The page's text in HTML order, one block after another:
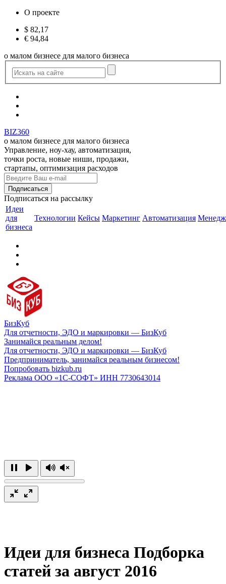
О проекте
$ 82,17
€ 94,84
о малом бизнесе для малого бизнеса
BIZ360
о малом бизнесе для малого бизнеса
Управление, ноу-хау, автоматизация,
точки роста, новые ниши, продажи,
стартапы, оптимизация расходов
Подписаться на рассылку
Идеи
для
бизнеса
Технологии Кейсы Маркетинг Автоматизация
БизКуб
Для отчетности, ЭДО и маркировки — БизКуб
Занимайся реальным делом!
Для отчетности, ЭДО и маркировки — БизКуб
Предприниматель, занимайся реальным бизнесом!
Попробовать bizkub.ru
Реклама ООО «1С-СОФТ» ИНН 7730643014
Идеи для бизнеса Подборка
статей за август 2016